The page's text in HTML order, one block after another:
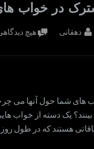
در خواب
By
دهقانی هیچ
های شما حول آنها می
یک دسته از خواب
هستند که در طول روز